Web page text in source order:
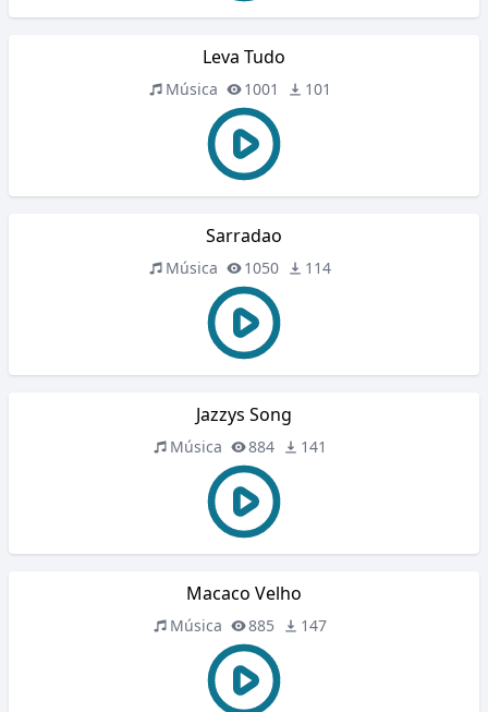
Leva Tudo
Música 1001 101
Sarradao
Música 1050 114
Jazzys Song
Música 884 141
Macaco Velho
Música 885 147